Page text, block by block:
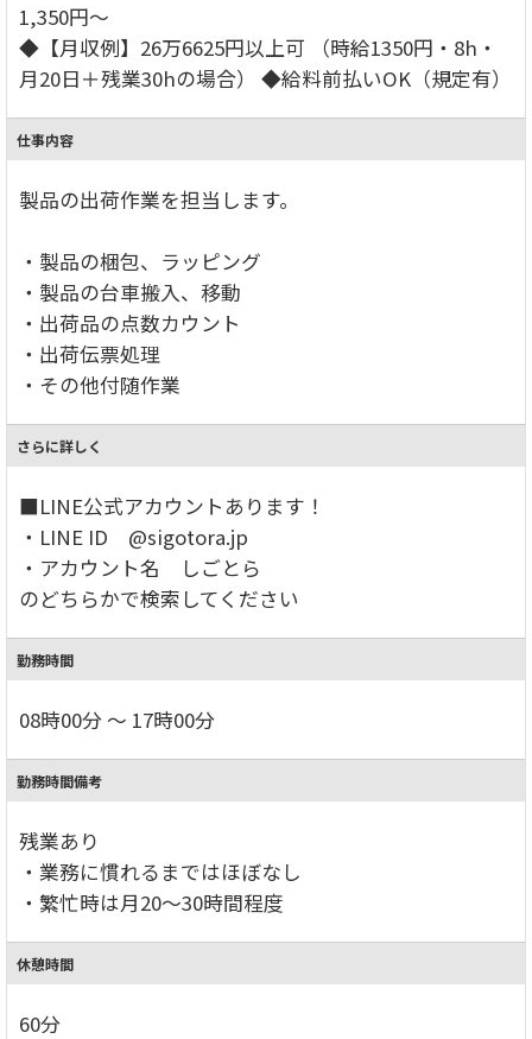
1,350円～
◆【月収例】26万6625円以上可 （時給1350円・8h・
月20日＋残業30hの場合） ◆給料前払いOK（規定有）
仕事内容
製品の出荷作業を担当します。
・製品の梱包、ラッピング
・製品の台車搬入、移動
・出荷品の点数カウント
・出荷伝票処理
・その他付随作業
さらに詳しく
■LINE公式アカウントあります！
・LINE ID @sigotora.jp
・アカウント名 しごとら
のどちらかで検索してください
勤務時間
08時00分 ～ 17時00分
勤務時間備考
残業あり
・業務に慣れるまではほぼなし
・繁忙時は月20～30時間程度
休憩時間
60分